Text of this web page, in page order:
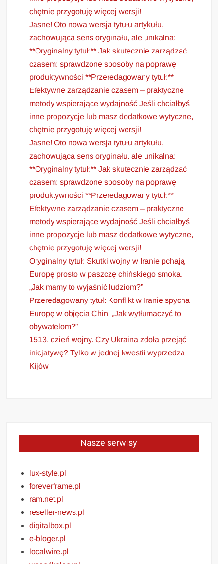
chętnie przygotuję więcej wersji!
Jasne! Oto nowa wersja tytułu artykułu,
zachowująca sens oryginału, ale unikalna:
**Oryginalny tytuł:** Jak skutecznie zarządzać
czasem: sprawdzone sposoby na poprawę
produktywności **Przeredagowany tytuł:**
Efektywne zarządzanie czasem – praktyczne
metody wspierające wydajność Jeśli chciałbyś
inne propozycje lub masz dodatkowe wytyczne,
chętnie przygotuję więcej wersji!
Jasne! Oto nowa wersja tytułu artykułu,
zachowująca sens oryginału, ale unikalna:
**Oryginalny tytuł:** Jak skutecznie zarządzać
czasem: sprawdzone sposoby na poprawę
produktywności **Przeredagowany tytuł:**
Efektywne zarządzanie czasem – praktyczne
metody wspierające wydajność Jeśli chciałbyś
inne propozycje lub masz dodatkowe wytyczne,
chętnie przygotuję więcej wersji!
Oryginalny tytuł: Skutki wojny w Iranie pchają
Europę prosto w paszczę chińskiego smoka.
„Jak mamy to wyjaśnić ludziom?”
Przeredagowany tytuł: Konflikt w Iranie spycha
Europę w objęcia Chin. „Jak wytłumaczyć to
obywatelom?”
1513. dzień wojny. Czy Ukraina zdoła przejąć
inicjatywę? Tylko w jednej kwestii wyprzedza
Kijów
Nasze serwisy
lux-style.pl
foreverframe.pl
ram.net.pl
reseller-news.pl
digitalbox.pl
e-bloger.pl
localwire.pl